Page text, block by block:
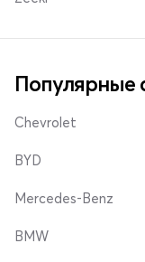
Популярные
Chevrolet
BYD
Mercedes-Benz
BMW